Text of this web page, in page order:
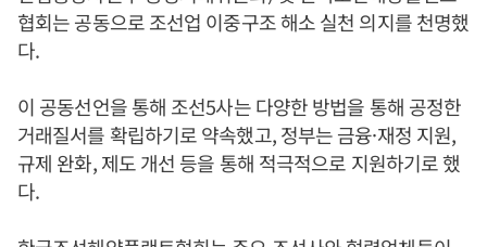
협회는 공동으로 조선업 이중구조 해소 실천 의지를 천명했
다.
이 공동선언을 통해 조선5사는 다양한 방법을 통해 공정한
거래질서를 확립하기로 약속했고, 정부는 금융·재정 지원,
규제 완화, 제도 개선 등을 통해 적극적으로 지원하기로 했
다.